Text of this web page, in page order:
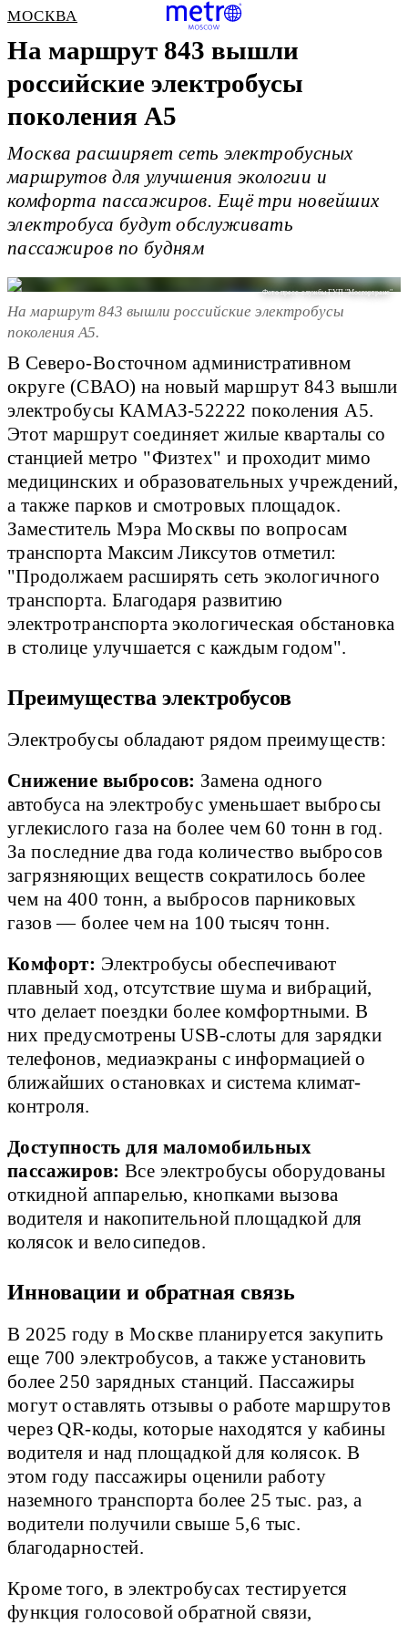
МОСКВА
На маршрут 843 вышли
российские электробусы
поколения А5
Москва расширяет сеть электробусных
маршрутов для улучшения экологии и
комфорта пассажиров. Ещё три новейших
электробуса будут обслуживать
пассажиров по будням
Фото пресс-службы ГУП "Мосгортранс"
На маршрут 843 вышли российские электробусы
поколения А5.
В Северо-Восточном административном
округе (СВАО) на новый маршрут 843 вышли
электробусы КАМАЗ-52222 поколения А5.
Этот маршрут соединяет жилые кварталы со
станцией метро "Физтех" и проходит мимо
медицинских и образовательных учреждений,
а также парков и смотровых площадок.
Заместитель Мэра Москвы по вопросам
транспорта Максим Ликсутов отметил:
"Продолжаем расширять сеть экологичного
транспорта. Благодаря развитию
электротранспорта экологическая обстановка
в столице улучшается с каждым годом".
Преимущества электробусов
Электробусы обладают рядом преимуществ:
Снижение выбросов: Замена одного
автобуса на электробус уменьшает выбросы
углекислого газа на более чем 60 тонн в год.
За последние два года количество выбросов
загрязняющих веществ сократилось более
чем на 400 тонн, а выбросов парниковых
газов — более чем на 100 тысяч тонн.
Комфорт: Электробусы обеспечивают
плавный ход, отсутствие шума и вибраций,
что делает поездки более комфортными. В
них предусмотрены USB-слоты для зарядки
телефонов, медиаэкраны с информацией о
ближайших остановках и система климат-
контроля.
Доступность для маломобильных
пассажиров: Все электробусы оборудованы
откидной аппарелью, кнопками вызова
водителя и накопительной площадкой для
колясок и велосипедов.
Инновации и обратная связь
В 2025 году в Москве планируется закупить
еще 700 электробусов, а также установить
более 250 зарядных станций. Пассажиры
могут оставлять отзывы о работе маршрутов
через QR-коды, которые находятся у кабины
водителя и над площадкой для колясок. В
этом году пассажиры оценили работу
наземного транспорта более 25 тыс. раз, а
водители получили свыше 5,6 тыс.
благодарностей.
Кроме того, в электробусах тестируется
функция голосовой обратной связи,